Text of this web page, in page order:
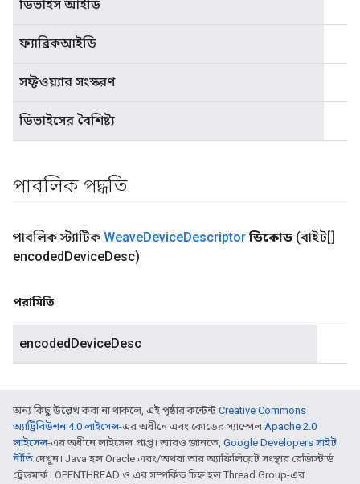
ডিভাইস আইডি
ফ্যাব্রিকআইডি
সফ্টওয়্যার সংস্করণ
ডিভাইসের বৈশিষ্ট্য
পাবলিক পদ্ধতি
পাবলিক স্ট্যাটিক WeaveDeviceDescriptor ডিকোড (বাইট[]
encodedDeviceDesc)
পরামিতি
encodedDeviceDesc
অন্য কিছু উল্লেখ করা না থাকলে, এই পৃষ্ঠার কন্টেন্ট Creative Commons
অ্যাট্রিবিউশন 4.0 লাইসেন্স-এর অধীনে এবং কোডের স্যাম্পেলApache 2.0
লাইসেন্স-এর অধীনে লাইসেন্স প্রাপ্ত। আরও জানতে, Google Developers সাইট
নীতি দেখুন। Java হল Oracle এবং/অথবা তার অ্যাফিলিয়েট সংস্থার রেজিস্টার্ড
ট্রেডমার্ক। OPENTHREAD ও এর সম্পর্কিত চিহ্ন হল Thread Group-এর